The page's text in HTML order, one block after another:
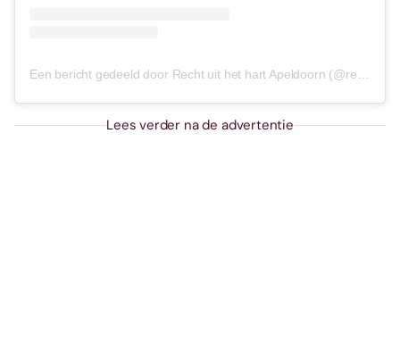
Lees verder na de advertentie